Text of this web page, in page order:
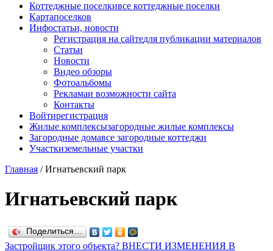
Коттеджные поселкивсе коттеджные поселки
Картапоселков
Инфостатьи, новости
Регистрация на сайтедля публикации материалов
Статьи
Новости
Видео обзоры
Фотоальбомы
Рекламаи возможности сайта
Контакты
Войтирегистрация
Жилые комплексызагородные жилые комплексы
Загородные домавсе загородные коттеджи
Участкиземельные участки
Главная /Игнатьевский парк
Игнатьевский парк
Поделиться…
Застройщик этого объекта? ВНЕСТИ ИЗМЕНЕНИЯ В